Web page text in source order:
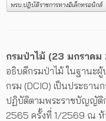
พรบ.ปฎิบัติราชการทางอิเล็กทรอนิกส์
กรมป่าไม้ (23 มกราค
อธิบดีกรมป่าไม้ ในฐานะผู้
กรม (DCIO) เป็นประธา
ปฏิบัติตามพระราชบัญญัติ
2565 ครั้งที่ 1/2569 ณ ห้